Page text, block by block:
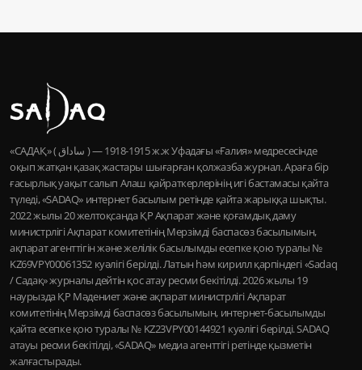
«САДАҚ» ( ساداق ) — 1915-1918 ж.ж Уфадағы «Ғалия» медресесінде
оқып жатқан қазақ жастары шығарған қолжазба журнал. Араға бір
ғасырлық уақыт салып Алаш қайраткерлерінің игі бастамасы қайта
түледі, «SADAQ» интернет басылым ретінде қайта жарыққа шықты.
2022 жылы 20 желтоқсанда ҚР Ақпарат және қоғамдық даму
министрлігі Ақпарат комитетінің Мерзімді баспасөз басылымын,
ақпарат агенттігін және желілік басылымды есепке қою туралы №
KZ69VPY00061352 куәлігі берілді. Латын һәм кирилл қарпіндегі «Sadaq
/ Садақ» журналы дейтін қос атау ресми бекітілді. 2026 жылы 19
наурызда ҚР Мәдениет және ақпарат министрлігі Ақпарат
комитетінің Мерзімді баспасөз басылымын, интернет-басылымды
қайта есепке қою туралы № KZ23VPY00144921 куәлігі берілді. SADAQ
атауы ресми бекітілді, «SADAQ» медиа агенттігі ретінде қызметін
жалғастырады.